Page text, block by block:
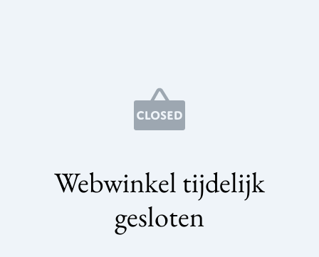
Webwinkel tijdelijk
gesloten